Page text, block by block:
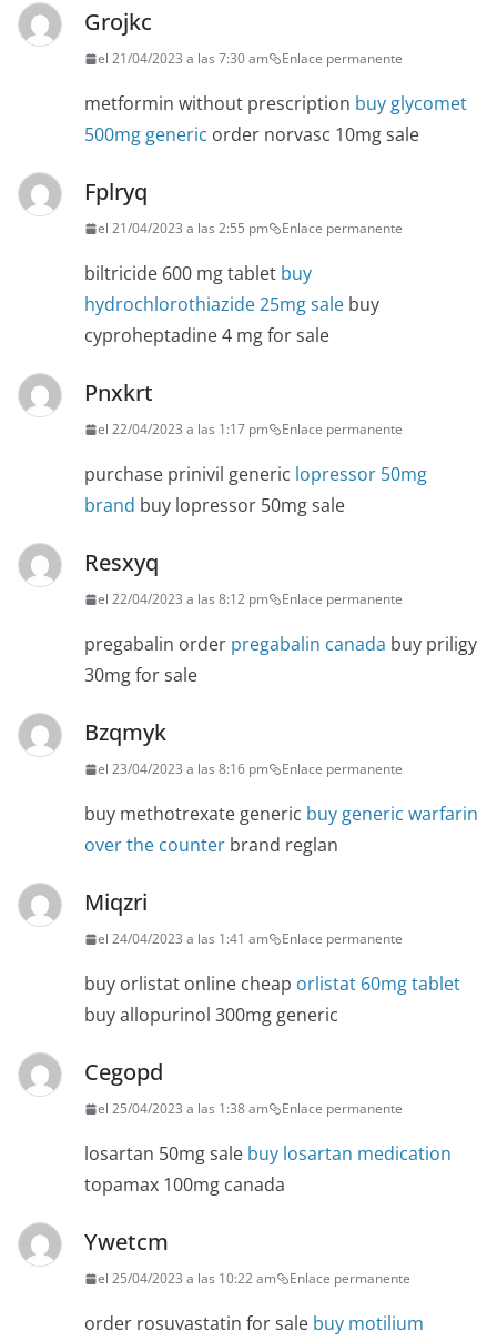
Grojkc
el 21/04/2023 a las 7:30 am Enlace permanente
metformin without prescription buy glycomet
500mg generic order norvasc 10mg sale
Fplryq
el 21/04/2023 a las 2:55 pm Enlace permanente
biltricide 600 mg tablet buy
hydrochlorothiazide 25mg sale buy
cyproheptadine 4 mg for sale
Pnxkrt
el 22/04/2023 a las 1:17 pm Enlace permanente
purchase prinivil generic lopressor 50mg
brand buy lopressor 50mg sale
Resxyq
el 22/04/2023 a las 8:12 pm Enlace permanente
pregabalin order pregabalin canada buy priligy
30mg for sale
Bzqmyk
el 23/04/2023 a las 8:16 pm Enlace permanente
buy methotrexate generic buy generic warfarin
over the counter brand reglan
Miqzri
el 24/04/2023 a las 1:41 am Enlace permanente
buy orlistat online cheap orlistat 60mg tablet
buy allopurinol 300mg generic
Cegopd
el 25/04/2023 a las 1:38 am Enlace permanente
losartan 50mg sale buy losartan medication
topamax 100mg canada
Ywetcm
el 25/04/2023 a las 10:22 am Enlace permanente
order rosuvastatin for sale buy motilium